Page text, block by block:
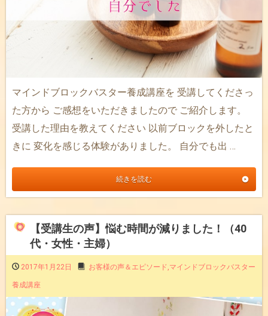
マインドブロックバスター養成講座を 受講してくださっ
た方から ご感想をいただきましたので ご紹介します。
受講した理由を教えてください 以前ブロックを外したと
きに 変化を感じる体験がありました。 自分でも出 …
続きを読む
【受講生の声】悩む時間が減りました！（40
代・女性・主婦）
2017年1月22日 お客様の声＆エピソード マインドブロックバスター
養成講座